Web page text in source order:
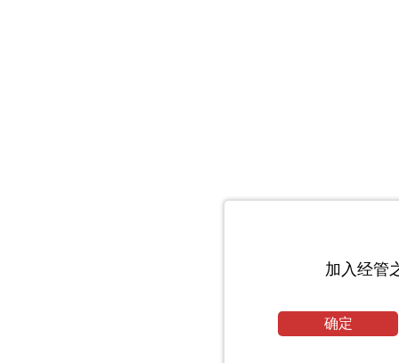
加入经管
确定